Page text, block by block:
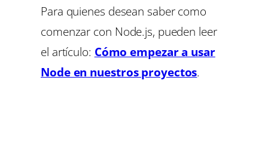
Para quienes desean saber como
comenzar con Node.js, pueden leer
el artículo: Cómo empezar a usar
Node en nuestros proyectos.